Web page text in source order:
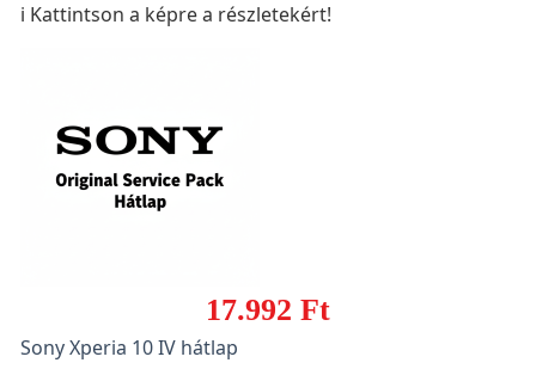
ℹ️ Kattintson a képre a részletekért!
17.992 Ft
Sony Xperia 10 IV hátlap